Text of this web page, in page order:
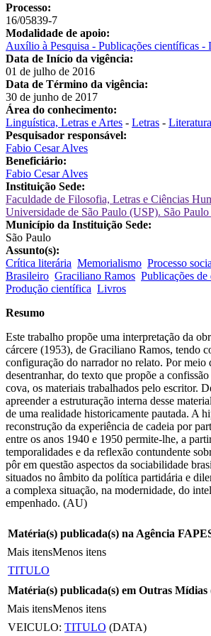
Processo:
16/05839-7
Modalidade de apoio:
Auxílio à Pesquisa - Publicações científicas -
Data de Início da vigência:
01 de julho de 2016
Data de Término da vigência:
30 de junho de 2017
Área do conhecimento:
Linguística, Letras e Artes - Letras -
Pesquisador responsável:
Fabio Cesar Alves
Beneficiário:
Fabio Cesar Alves
Instituição Sede:
Faculdade de Filosofia, Letras e Ciências
Universidade de São Paulo (USP). São Paulo
Município da Instituição Sede:
São Paulo
Assunto(s):
Crítica literária Memorialismo Processo
Brasileiro Graciliano Ramos Publicações
Produção científica Livros
Resumo
Este trabalho propõe uma interpretação da
cárcere (1953), de Graciliano Ramos, tendo
configuração do narrador no relato. Por meio
desentranhar, do texto que propõe a
cova, os materiais trabalhados pelo escritor.
apreender a estruturação interna desse
de uma realidade historicamente pautada. A
reconstrução da experiência de cadeia por
entre os anos 1940 e 1950 permite-lhe, a
temporalidades e da reflexão contundente
pôr em questão aspectos da sociabilidade
situados no âmbito da política partidária e
a complexa situação, na modernidade, do
empenhado. (AU)
Matéria(s) publicada(s) na Agência
Mais itensMenos itens
TITULO
Matéria(s) publicada(s) em Outras Mídias
Mais itensMenos itens
VEICULO: TITULO (DATA)